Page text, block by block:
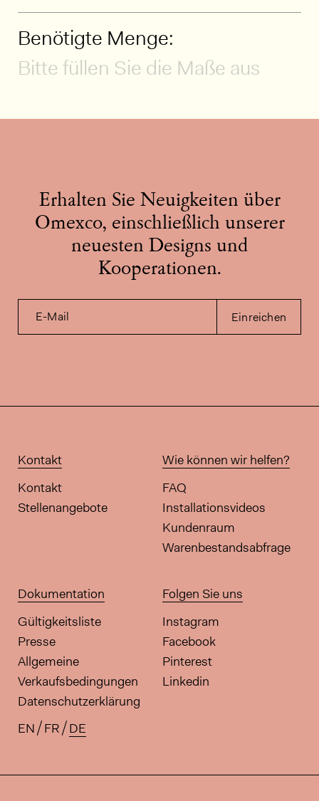
Benötigte Menge:
Bitte füllen Sie die Maße aus
Erhalten Sie Neuigkeiten über
Omexco, einschließlich unserer
neuesten Designs und
Kooperationen.
E-Mail Einreichen
Kontakt
Kontakt
Stellenangebote
Wie können wir helfen?
FAQ
Installationsvideos
Kundenraum
Warenbestandsabfrage
Dokumentation
Gültigkeitsliste
Presse
Allgemeine
Verkaufsbedingungen
Datenschutzerklärung
Folgen Sie uns
Instagram
Facebook
Pinterest
Linkedin
Verfügbare Übersetzungen für
EN FR DE